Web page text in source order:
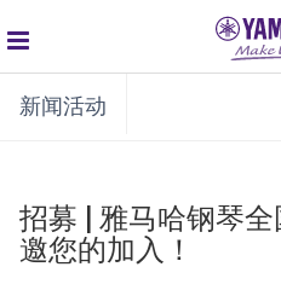
global
navigation
新闻活动
招募 | 雅马哈钢琴
邀您的加入！